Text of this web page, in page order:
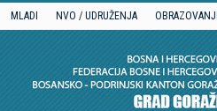
MLADI NVO / UDRUŽENJA